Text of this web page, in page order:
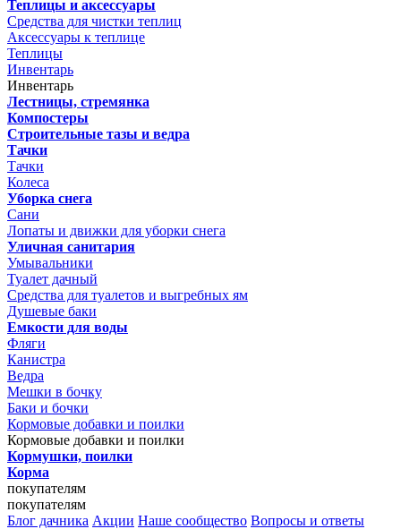
Теплицы и аксессуары
Средства для чистки теплиц
Аксессуары к теплице
Теплицы
Инвентарь
Инвентарь
Лестницы, стремянка
Компостеры
Строительные тазы и ведра
Тачки
Тачки
Колеса
Уборка снега
Сани
Лопаты и движки для уборки снега
Уличная санитария
Умывальники
Туалет дачный
Средства для туалетов и выгребных ям
Душевые баки
Емкости для воды
Фляги
Канистра
Ведра
Мешки в бочку
Баки и бочки
Кормовые добавки и поилки
Кормовые добавки и поилки
Кормушки, поилки
Корма
покупателям
покупателям
Блог дачника Акции Наше сообщество Вопросы и ответы